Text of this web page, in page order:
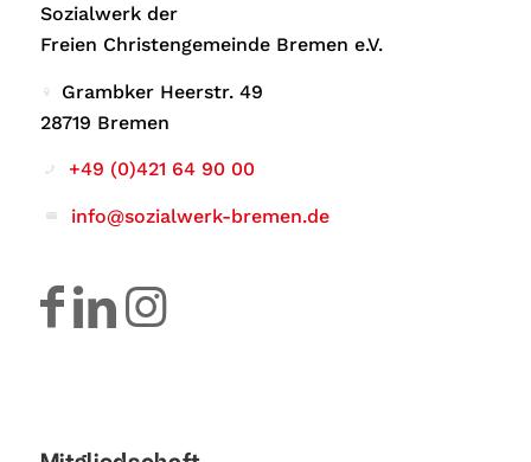
Sozialwerk der
Freien Christengemeinde Bremen e.V.
Grambker Heerstr. 49
28719 Bremen
+49 (0)421 64 90 00
info@sozialwerk-bremen.de